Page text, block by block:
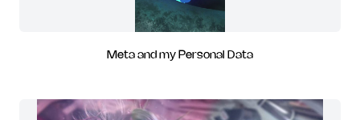
Meta and my Personal Data